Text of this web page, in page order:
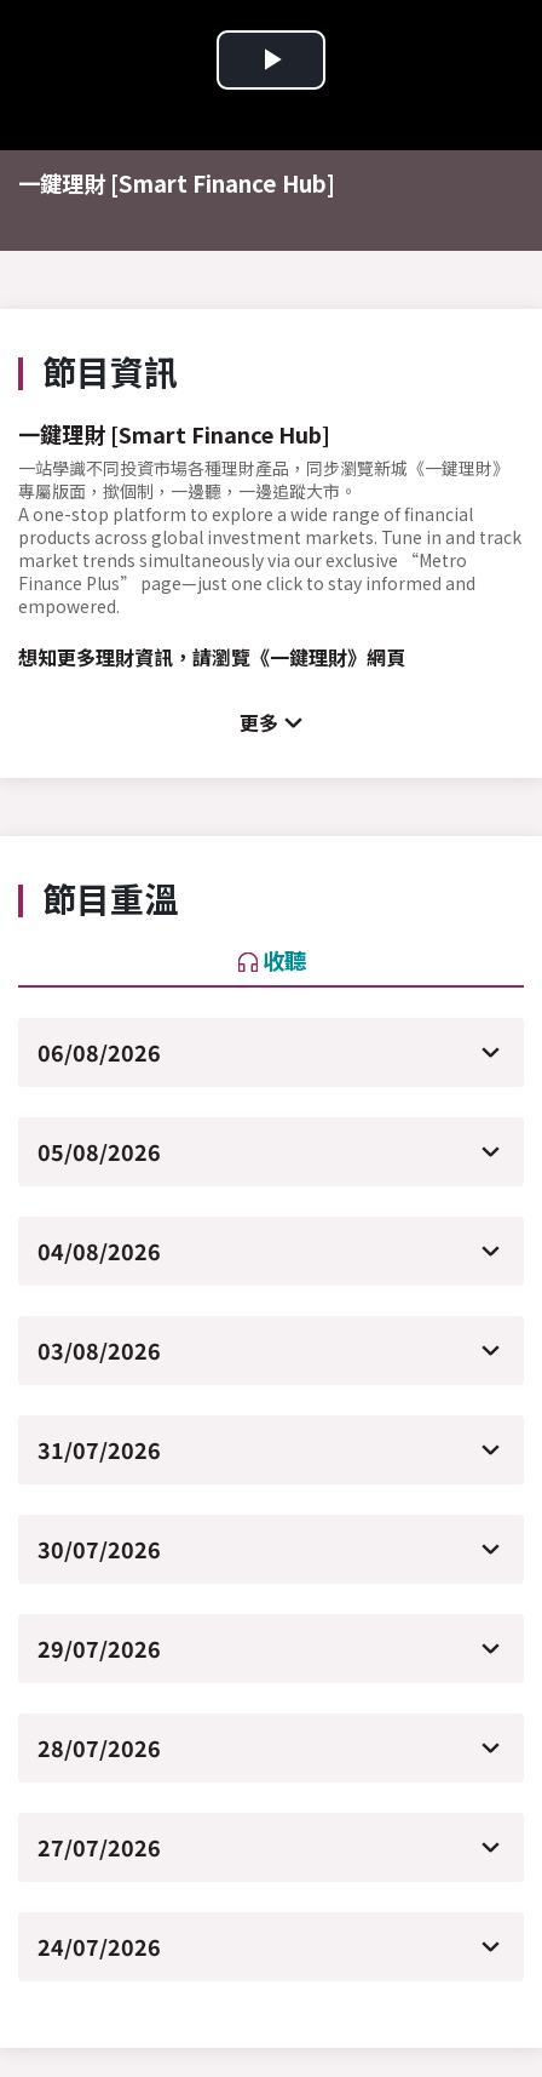
Play
Video
一鍵理財 [Smart Finance Hub]
節目資訊
一鍵理財 [Smart Finance Hub]
一站學識不同投資市場各種理財產品，同步瀏覽新城《一鍵理財》
專屬版面，撳個制，一邊聽，一邊追蹤大市。
A one-stop platform to explore a wide range of financial
products across global investment markets. Tune in and track
market trends simultaneously via our exclusive “Metro
Finance Plus” page—just one click to stay informed and
empowered.
想知更多理財資訊，請瀏覽 《一鍵理財》網頁
更多
節目重溫
收聽
06/08/2026
05/08/2026
04/08/2026
03/08/2026
31/07/2026
30/07/2026
29/07/2026
28/07/2026
27/07/2026
24/07/2026